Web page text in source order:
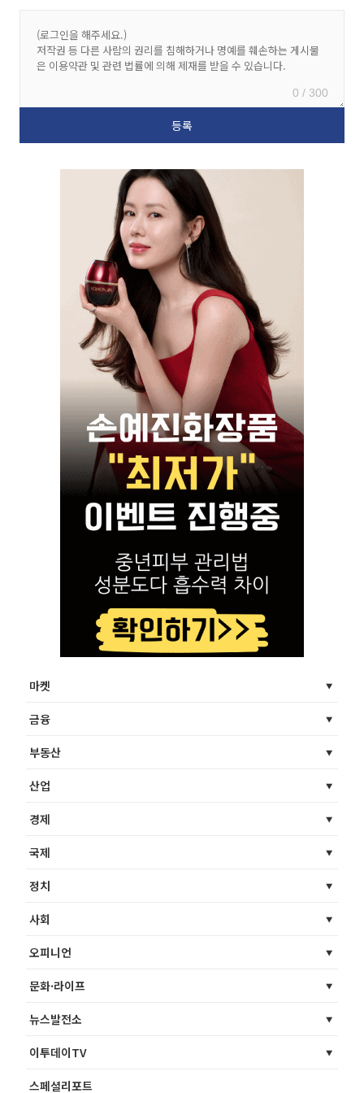
0 / 300
마켓
금융
부동산
산업
경제
국제
정치
사회
오피니언
문화·라이프
뉴스발전소
이투데이TV
스페셜리포트